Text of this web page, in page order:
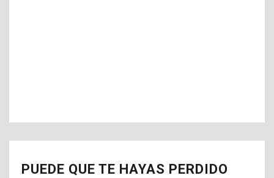
PUEDE QUE TE HAYAS PERDIDO